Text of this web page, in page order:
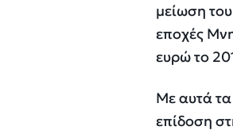
μείωση
εποχές
ευρώ το
Με αυτά τα
επίδοση